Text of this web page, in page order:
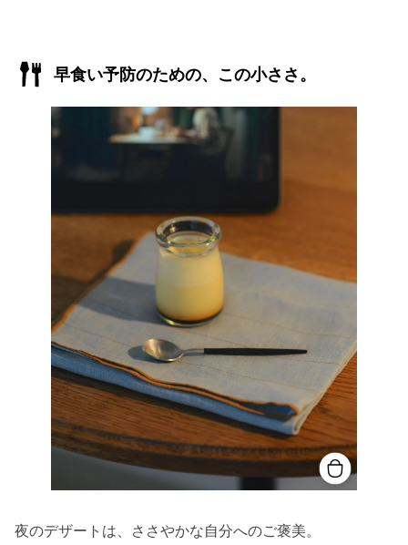
早食い予防のための、この小ささ。
夜のデザートは、ささやかな自分へのご褒美。